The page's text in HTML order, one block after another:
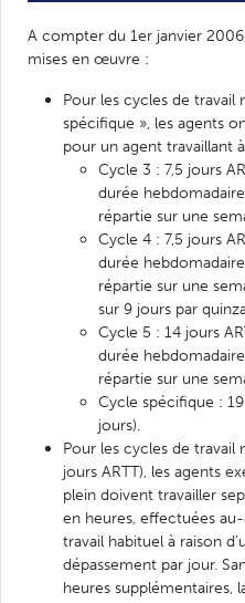
A compter du 1er janvier
mises en œuvre :
Pour les cycles de travail
spécifique », les agents
pour un agent travaillant
Cycle 3 : 7,5 jours
durée
répartie sur une
Cycle 4 : 7,5 jours
durée
répartie sur une
sur 9 jours par
Cycle 5 : 14 jours
durée
répartie sur une
Cycle spécifique :
jours).
Pour les cycles de travail
jours ARTT), les agents
plein doivent travailler
en heures, effectuées
travail habituel à raison
dépassement par jour.
heures supplémentaires,